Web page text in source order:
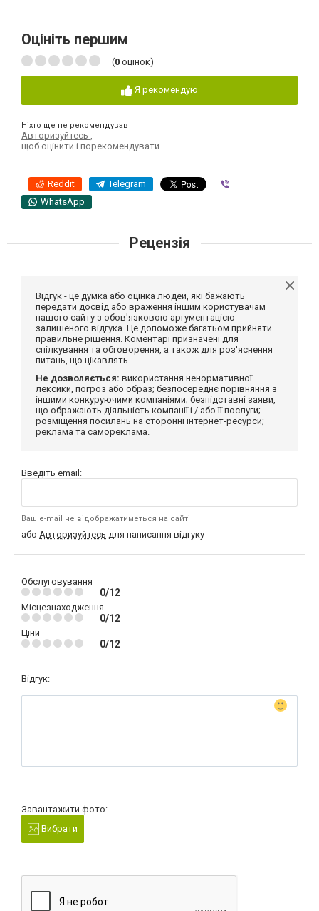
Оцініть першим
(0 оцінок)
Я рекомендую
Ніхто ще не рекомендував
Авторизуйтесь
щоб оцінити і порекомендувати
Reddit Telegram
WhatsApp
Рецензія
Відгук - це думка або оцінка людей, які бажають
передати досвід або враження іншим користувачам
нашого сайту з обов'язковою аргументацією
залишеного відгука. Це допоможе багатьом прийняти
правильне рішення. Коментарі призначені для
спілкування та обговорення, а також для роз'яснення
питань, що цікавлять.
Не дозволяється: використання ненормативної
лексики, погроз або образ; безпосереднє порівняння з
іншими конкуруючими компаніями; безпідставні заяви,
що ображають діяльність компанії і / або її послуги;
розміщення посилань на сторонні інтернет-ресурси;
реклама та самореклама.
Введіть email:
Ваш e-mail не відображатиметься на сайті
або Авторизуйтесь для написання відгуку
Обслуговування
0/12
Місцезнаходження
0/12
Ціни
0/12
Відгук:
Завантажити фото:
Вибрати